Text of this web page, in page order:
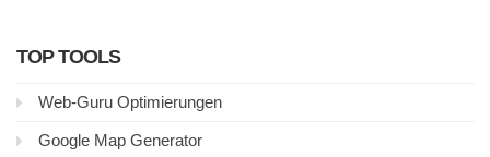
TOP TOOLS
Web-Guru Optimierungen
Google Map Generator